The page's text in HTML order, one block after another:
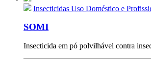
Insecticidas Uso Doméstico e
SOMI
Insecticida em pó polvilhável contra